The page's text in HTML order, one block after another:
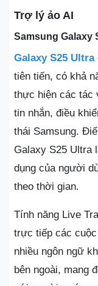
Trợ lý ảo AI
Samsung Galaxy
Galaxy S25 Ultra
tiên tiến, có khả
thực hiện các tác
tin nhắn, điều
thái Samsung.
Galaxy S25 Ultra
dụng của người
theo thời gian.
Tính năng Live
trực tiếp các
nhiều ngôn ngữ
bên ngoài, mang